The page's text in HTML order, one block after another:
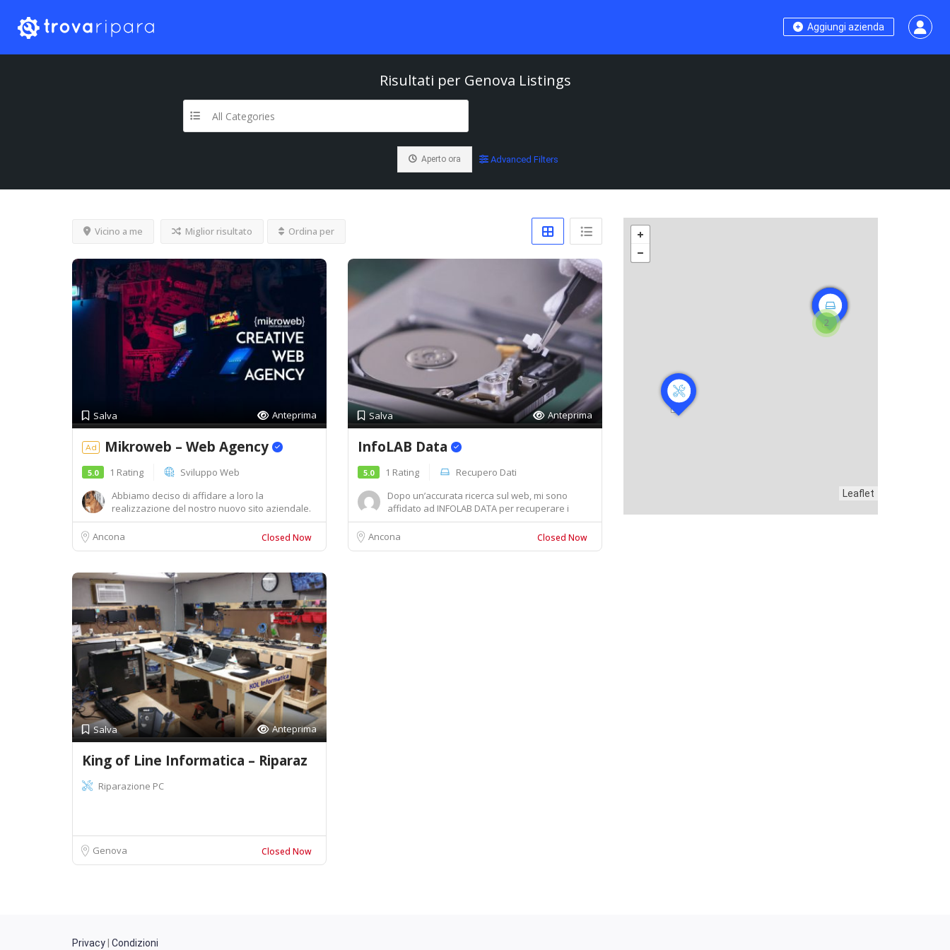
Aggiungi azienda
Risultati per Genova Listings
All Categories
Aperto ora Advanced Filters
Vicino a me Miglior risultato Ordina per
Salva Anteprima
Ad Mikroweb – Web Agency
5.0 1 Rating
Sviluppo Web
Abbiamo deciso di affidare a loro la
realizzazione del nostro nuovo sito aziendale.
Persone ser...
Ancona
Closed Now
Salva Anteprima
InfoLAB Data
5.0 1 Rating
Recupero Dati
Dopo un’accurata ricerca sul web, mi sono
affidato ad INFOLAB DATA per recuperare i
ricordi d...
Ancona
Closed Now
Salva Anteprima
King of Line Informatica – Riparaz
Riparazione PC
Genova Closed Now
2
Leaflet
Privacy Condizioni